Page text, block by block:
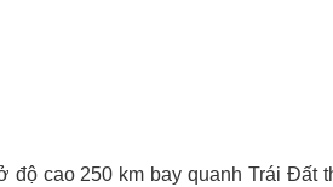
độ cao 250 km bay quanh Trái Đất